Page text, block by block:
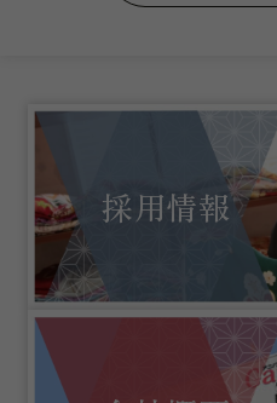
採用情報